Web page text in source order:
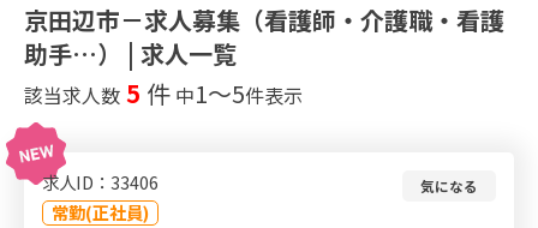
京田辺市－求人募集（看護師・介護職・看護
助手…） | 求人一覧
該当求人数 5 件 中1〜5件表示
求人ID：33406
常勤(正社員)
気になる